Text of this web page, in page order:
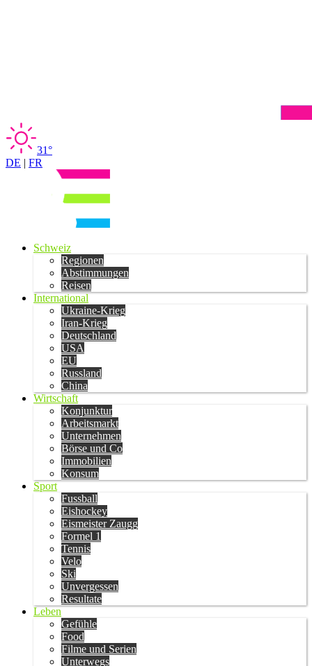
31°
DE | FR
Schweiz
Regionen
Abstimmungen
Reisen
International
Ukraine-Krieg
Iran-Krieg
Deutschland
USA
EU
Russland
China
Wirtschaft
Konjunktur
Arbeitsmarkt
Unternehmen
Börse und Co
Immobilien
Konsum
Sport
Fussball
Eishockey
Eismeister Zaugg
Formel 1
Tennis
Velo
Ski
Unvergessen
Resultate
Leben
Gefühle
Food
Filme und Serien
Unterwegs